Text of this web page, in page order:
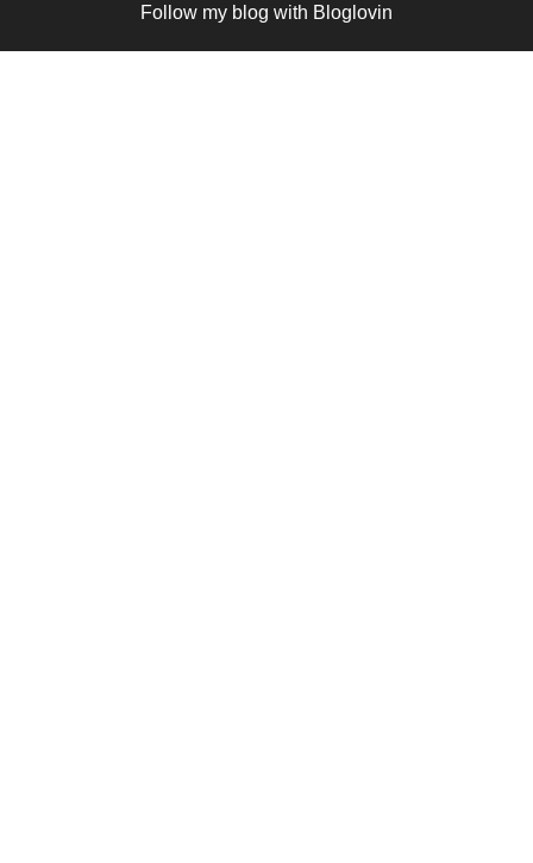
Follow my blog with Bloglovin